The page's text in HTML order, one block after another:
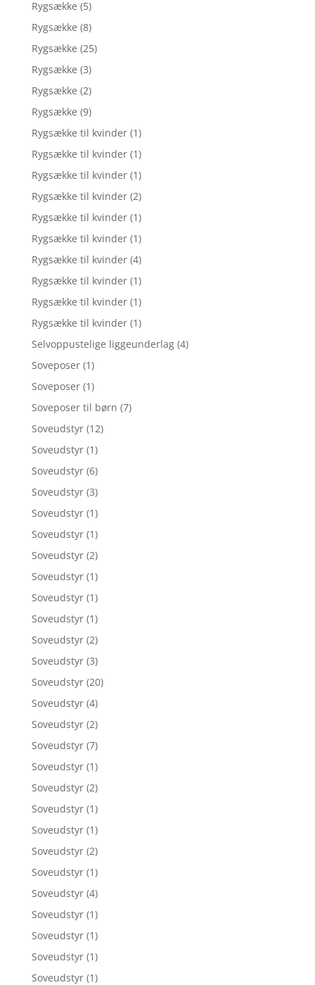
Rygsække (5)
Rygsække (8)
Rygsække (25)
Rygsække (3)
Rygsække (2)
Rygsække (9)
Rygsække til kvinder (1)
Rygsække til kvinder (1)
Rygsække til kvinder (1)
Rygsække til kvinder (2)
Rygsække til kvinder (1)
Rygsække til kvinder (1)
Rygsække til kvinder (4)
Rygsække til kvinder (1)
Rygsække til kvinder (1)
Rygsække til kvinder (1)
Selvoppustelige liggeunderlag (4)
Soveposer (1)
Soveposer (1)
Soveposer til børn (7)
Soveudstyr (12)
Soveudstyr (1)
Soveudstyr (6)
Soveudstyr (3)
Soveudstyr (1)
Soveudstyr (1)
Soveudstyr (2)
Soveudstyr (1)
Soveudstyr (1)
Soveudstyr (1)
Soveudstyr (2)
Soveudstyr (3)
Soveudstyr (20)
Soveudstyr (4)
Soveudstyr (2)
Soveudstyr (7)
Soveudstyr (1)
Soveudstyr (2)
Soveudstyr (1)
Soveudstyr (1)
Soveudstyr (2)
Soveudstyr (1)
Soveudstyr (4)
Soveudstyr (1)
Soveudstyr (1)
Soveudstyr (1)
Soveudstyr (1)